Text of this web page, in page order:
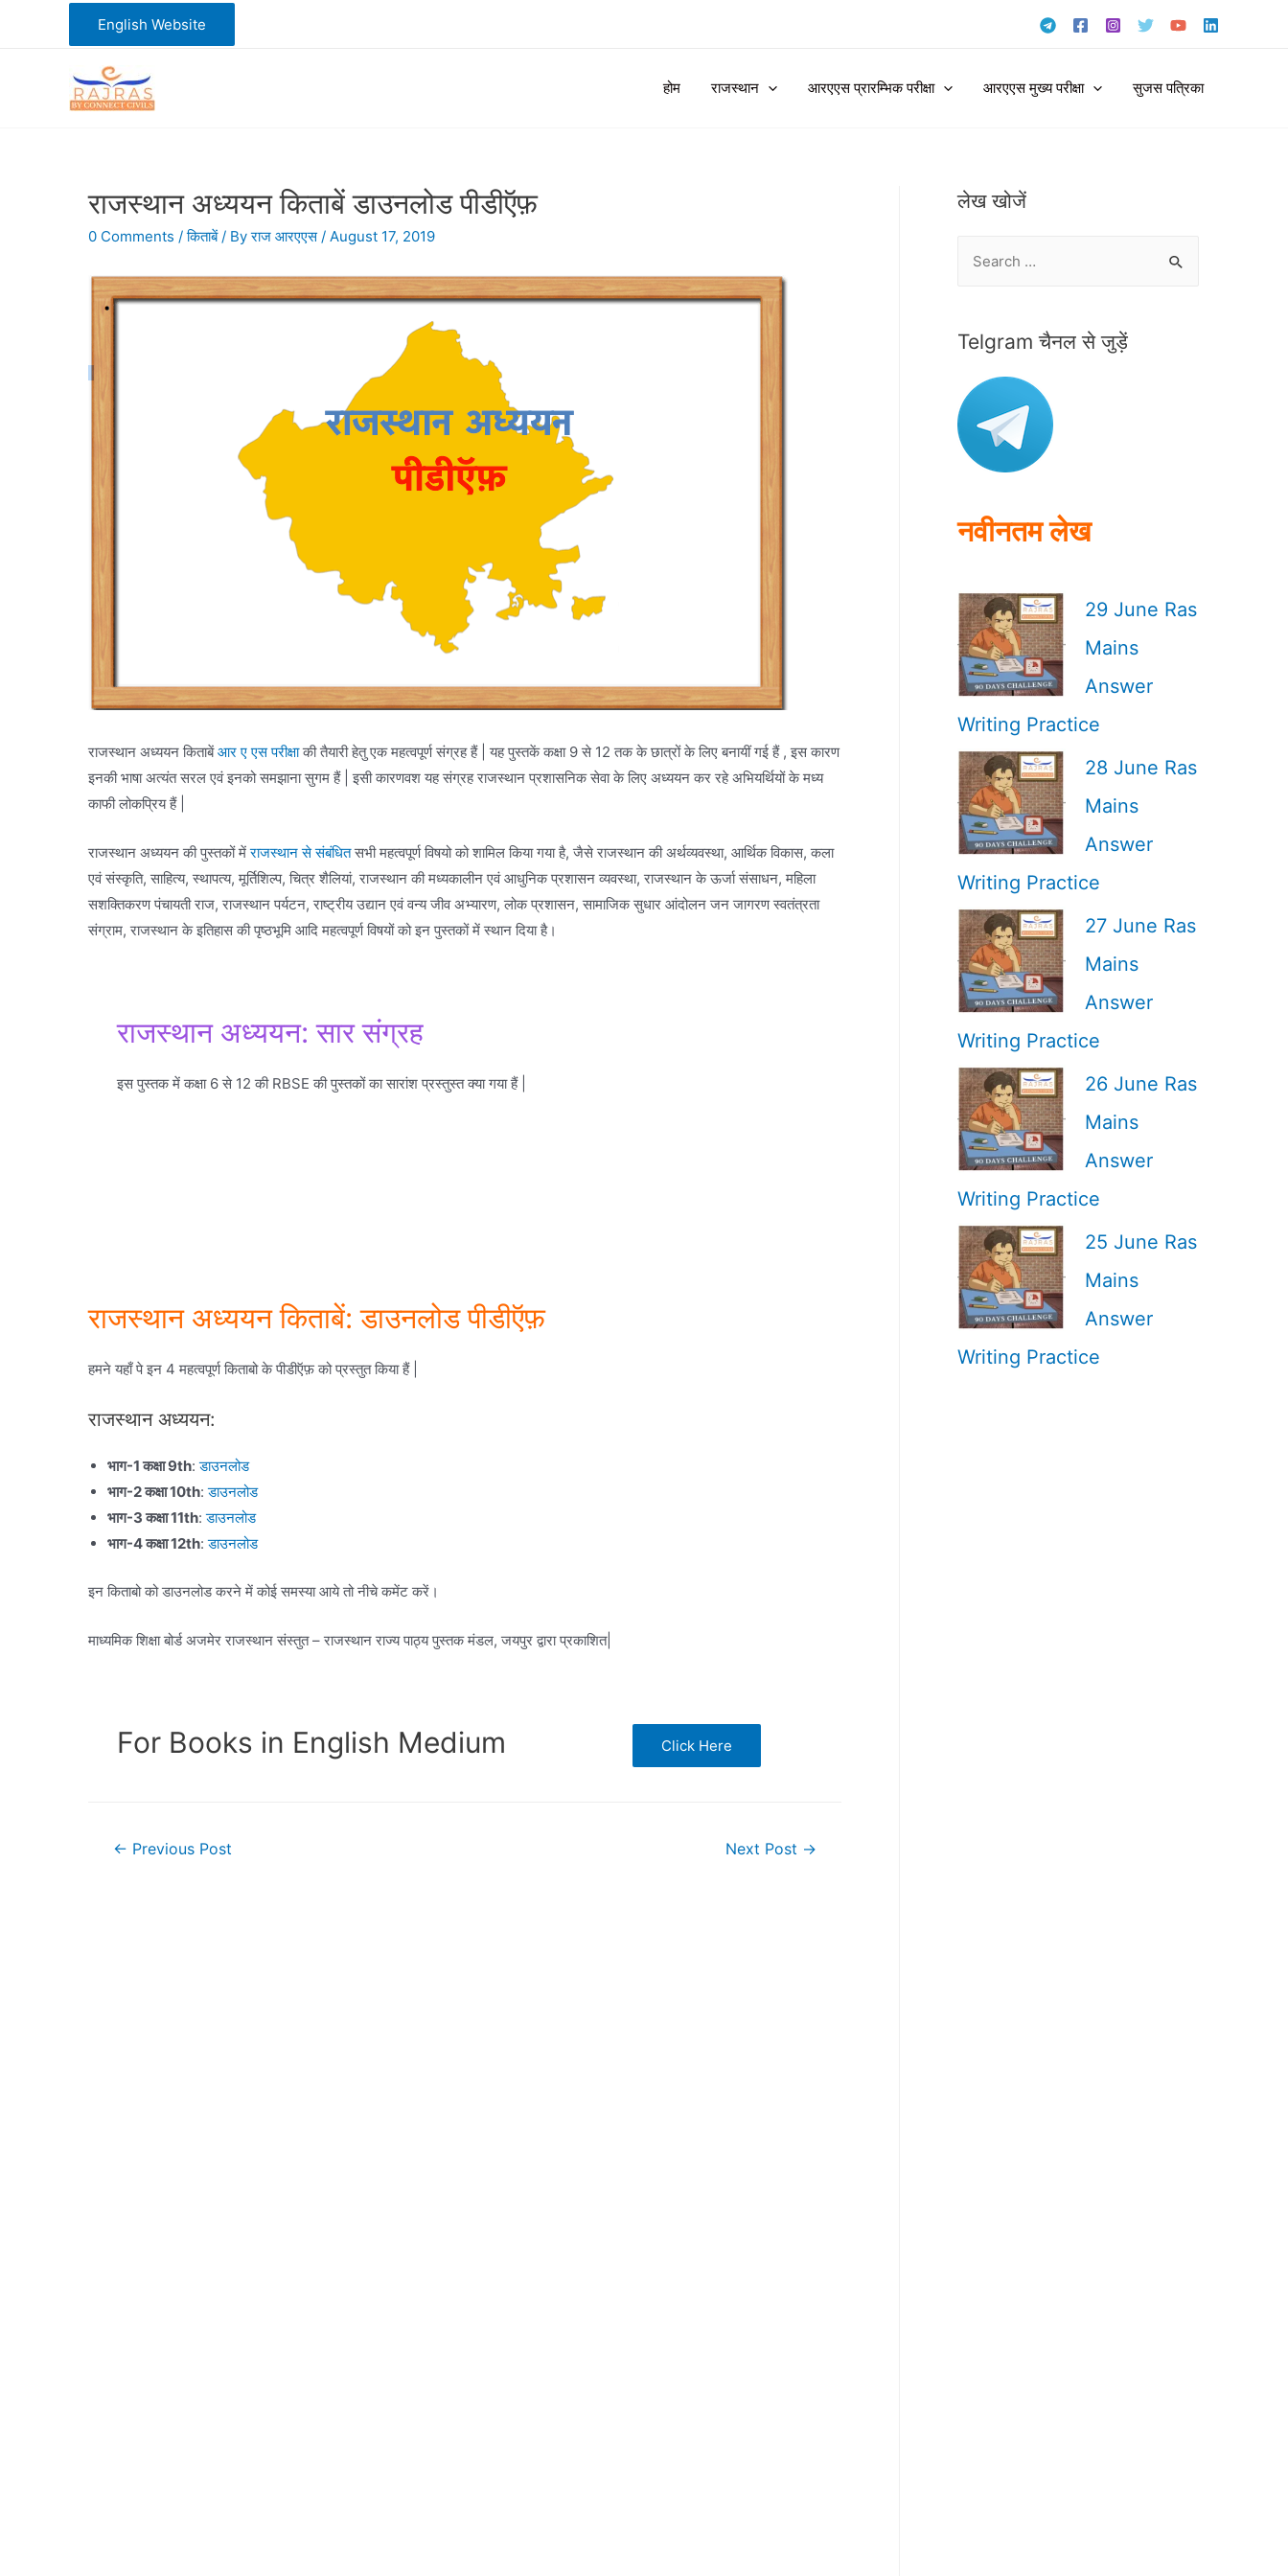
English Website
होम राजस्थान आरएएस प्रारम्भिक परीक्षा आरएएस मुख्य परीक्षा सुजस पत्रिका
राजस्थान अध्ययन किताबें डाउनलोड पीडीऍफ़
0 Comments /किताबें/ Byराज आरएएस / August 17, 2019
राजस्थान अध्ययन किताबेंआर ए एस परीक्षाकी तैयारी हेतु एक महत्वपूर्ण संग्रह हैं | यह पुस्तकें कक्षा 9 से 12 तक के छात्रों के लिए बनायीं गई हैं , इस कारण
इनकी भाषा अत्यंत सरल एवं इनको समझाना सुगम हैं | इसी कारणवश यह संग्रह राजस्थान प्रशासनिक सेवा के लिए अध्ययन कर रहे अभियर्थियों के मध्य
काफी लोकप्रिय हैं |
राजस्थान अध्ययन की पुस्तकों मेंराजस्थान से संबंधितसभी महत्वपूर्ण विषयो को शामिल किया गया है, जैसे राजस्थान की अर्थव्यवस्था, आर्थिक विकास, कला
एवं संस्कृति, साहित्य, स्थापत्य, मूर्तिशिल्प, चित्र शैलियां, राजस्थान की मध्यकालीन एवं आधुनिक प्रशासन व्यवस्था, राजस्थान के ऊर्जा संसाधन, महिला
सशक्तिकरण पंचायती राज, राजस्थान पर्यटन, राष्ट्रीय उद्यान एवं वन्य जीव अभ्यारण, लोक प्रशासन, सामाजिक सुधार आंदोलन जन जागरण स्वतंत्रता
संग्राम, राजस्थान के इतिहास की पृष्ठभूमि आदि महत्वपूर्ण विषयों को इन पुस्तकों में स्थान दिया है।
राजस्थान अध्ययन: सार संग्रह
इस पुस्तक में कक्षा 6 से 12 की RBSE की पुस्तकों का सारांश प्रस्तुस्त क्या गया हैं |
राजस्थान अध्ययन किताबें: डाउनलोड पीडीऍफ़
हमने यहाँ पे इन 4 महत्वपूर्ण किताबो के पीडीऍफ़ को प्रस्तुत किया हैं |
राजस्थान अध्ययन:
भाग-1 कक्षा 9th:डाउनलोड
भाग-2 कक्षा 10th:डाउनलोड
भाग-3 कक्षा 11th:डाउनलोड
भाग-4 कक्षा 12th:डाउनलोड
इन किताबो को डाउनलोड करने में कोई समस्या आये तो नीचे कमेंट करें।
माध्यमिक शिक्षा बोर्ड अजमेर राजस्थान संस्तुत – राजस्थान राज्य पाठ्य पुस्तक मंडल, जयपुर द्वारा प्रकाशित|
For Books in English Medium Click Here
Post← Previous Post Next Post →
लेख खोजें
r
f
o
Telgram चैनल से जुड़ें
नवीनतम लेख
29 June Ras
Mains
Answer
Writing Practice
28 June Ras
Mains
Answer
Writing Practice
27 June Ras
Mains
Answer
Writing Practice
26 June Ras
Mains
Answer
Writing Practice
25 June Ras
Mains
Answer
Writing Practice